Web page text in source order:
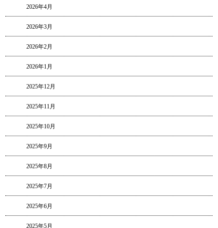
2026年4月
2026年3月
2026年2月
2026年1月
2025年12月
2025年11月
2025年10月
2025年9月
2025年8月
2025年7月
2025年6月
2025年5月